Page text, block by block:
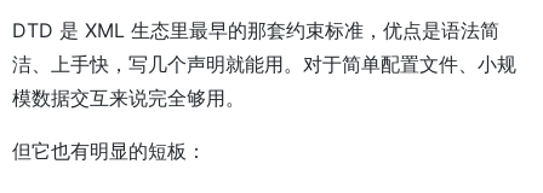
DTD 是 XML 生态里最早的那套约束标准，优点是语法简
洁、上手快，写几个声明就能用。对于简单配置文件、小规
模数据交互来说完全够用。
但它也有明显的短板：